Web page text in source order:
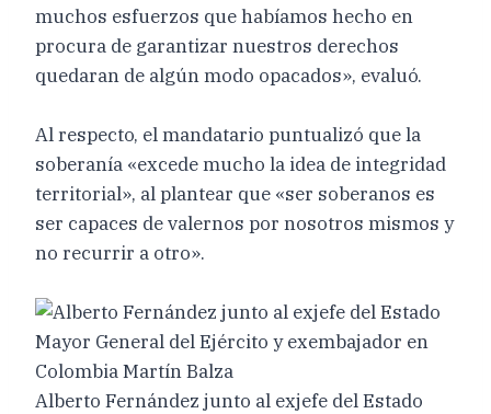
muchos esfuerzos que habíamos hecho en
procura de garantizar nuestros derechos
quedaran de algún modo opacados», evaluó.
Al respecto, el mandatario puntualizó que la
soberanía «excede mucho la idea de integridad
territorial», al plantear que «ser soberanos es
ser capaces de valernos por nosotros mismos y
no recurrir a otro».
Alberto Fernández junto al exjefe del Estado